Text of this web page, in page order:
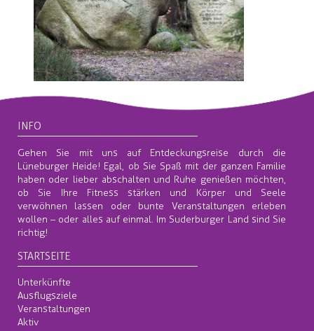
INFO
Gehen Sie mit uns auf Entdeckungsreise durch die
Lüneburger Heide! Egal, ob Sie Spaß mit der ganzen Familie
haben oder lieber abschalten und Ruhe genießen möchten,
ob Sie Ihre Fitness stärken und Körper und Seele
verwöhnen lassen oder bunte Veranstaltungen erleben
wollen – oder alles auf einmal. Im Suderburger Land sind Sie
richtig!
STARTSEITE
Unterkünfte
Ausflugsziele
Veranstaltungen
Aktiv